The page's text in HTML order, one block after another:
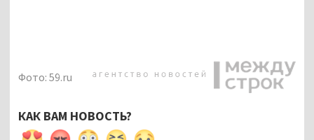
Фото: 59.ru
КАК ВАМ НОВОСТЬ?